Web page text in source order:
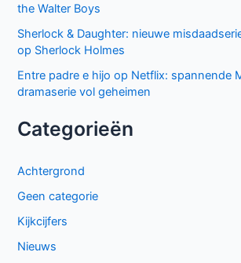
the Walter Boys
Sherlock & Daughter: nieuwe
op Sherlock Holmes
Entre padre e hijo op Netflix: spannende
dramaserie vol geheimen
Categorieën
Achtergrond
Geen categorie
Kijkcijfers
Nieuws